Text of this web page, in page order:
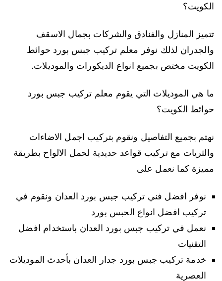
الكويت؟
تتميز المنازل والفنادق والشركات بجمال الاسقف
والجدران لذلك نوفر معلم تركيب جبس بورد حوائط
الكويت مختص بجميع انواع الديكورات والموديلات.
ما هي الموديلات التي يقوم معلم تركيب جبس بورد
حوائط الكويت؟
نهتم بجميع التفاصيل ونقوم بتركيب اجمل الاضاءات
والثريات مع تركيب قواعد حديدية لحمل الالواح بطريقة
مميزة كما نعمل على
نوفر افضل فني تركيب جبس بورد العدان ونقوم في
تركيب افضل انواع الحبس بورد
نعمل في تركيب جبس بورد العدان باستخدام افضل
التقنيات
خدمة تركيب جبس بورد جدار العدان بأحدث الموديلات
العصرية